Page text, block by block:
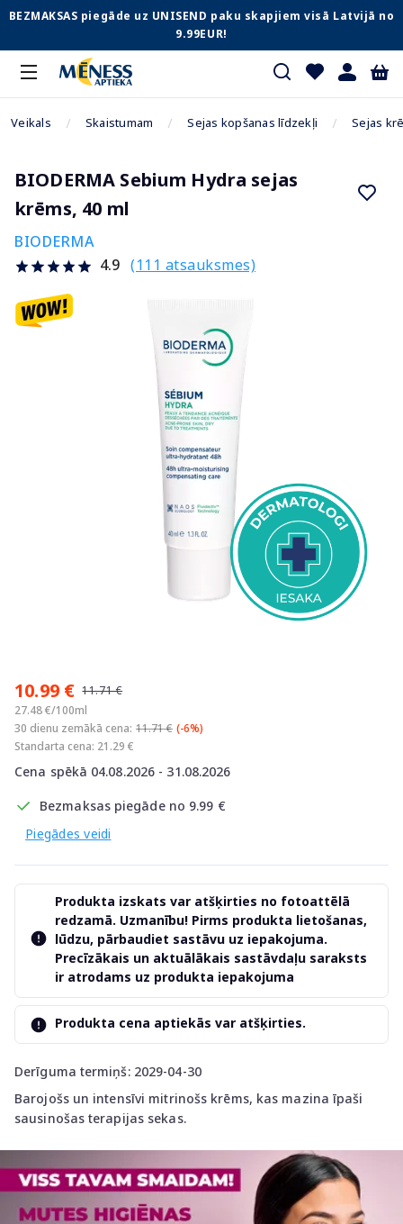
BEZMAKSAS piegāde uz UNISEND paku skapjiem visā Latvijā no
9.99EUR!
Veikals Skaistumam Sejas kopšanas līdzekļi Sejas
BIODERMA Sebium Hydra sejas
krēms, 40 ml
BIODERMA
4.9 (111 atsauksmes)
10.99 € 11.71 €
27.48 €/100ml
30 dienu zemākā cena: 11.71 € (-6%)
Standarta cena: 21.29 €
Cena spēkā 04.08.2026 - 31.08.2026
Bezmaksas piegāde no 9.99 €
Piegādes veidi
Derīguma termiņš: 2029-04-30
Barojošs un intensīvi mitrinošs krēms, kas mazina īpaši
sausinošas terapijas sekas.
Produkta izskats var atšķirties no fotoattēlā
redzamā. Uzmanību! Pirms produkta lietošanas,
lūdzu, pārbaudiet sastāvu uz iepakojuma.
Precīzākais un aktuālākais sastāvdaļu saraksts
ir atrodams uz produkta iepakojuma
Produkta cena aptiekās var atšķirties.